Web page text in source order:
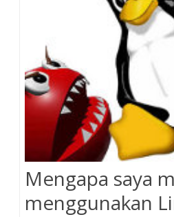
Mengapa saya
menggunakan